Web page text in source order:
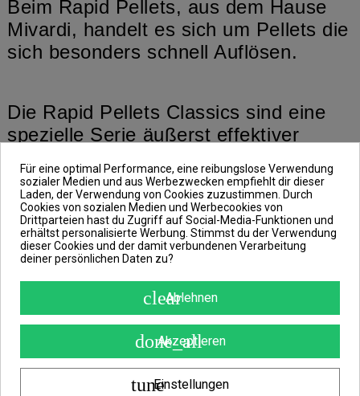
Beim Rapid Pellets, aus dem Hause
Mivardi, handelt es sich um Pellets die
sich besonders schnell Auflösen.
Die Rapid Pellets Classics sind eine
spezielle Serie äußerst effektiver
zusätzliche Aromen verzichtet um so
das bereits vorhandene starke
natürliche Aroma der Inhaltsstoffe
nicht zu verändern. So entstand ein
hochwertiger schnell zerfallender
Pellet mit natürlichem Geschmack und
perfekter Verdaulichkeit.
Die Rapid Pellets beginnen sich im
Wasser schnell aufzulösen.
Für eine optimal Performance, eine reibungslose Verwendung
sozialer Medien und aus Werbezwecken empfiehlt dir dieser
Laden, der Verwendung von Cookies zuzustimmen. Durch
Cookies von sozialen Medien und Werbecookies von
Drittparteien hast du Zugriff auf Social-Media-Funktionen und
erhältst personalisierte Werbung. Stimmst du der Verwendung
dieser Cookies und der damit verbundenen Verarbeitung
deiner persönlichen Daten zu?
clearAblehnen
done_all
Akzeptieren
tuneEinstellungen